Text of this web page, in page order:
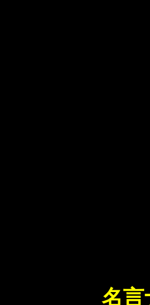
名言